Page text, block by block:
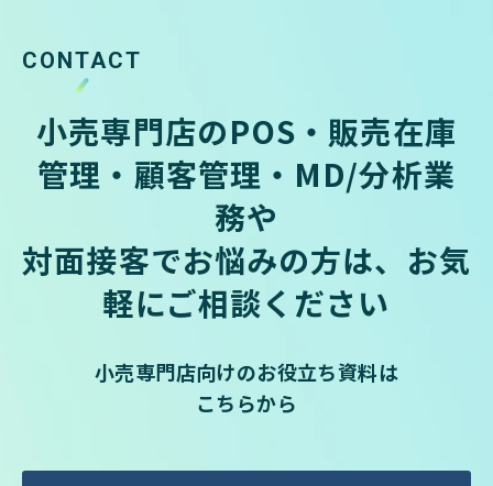
CONTACT
小売専門店のPOS・販売在庫
管理・顧客管理・MD/分析業
務や
対面接客でお悩みの方は、お気
軽にご相談ください
小売専門店向けのお役立ち資料は
こちらから